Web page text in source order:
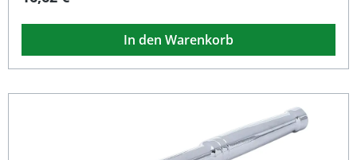
Schnelllösemechanismus einen zügigen Werkzeugwechsel
sicherstellt. Gefertigt aus robustem Chrom-Vanadium-
Stahl und mit einer matten, verchromten Oberfläche
versehen, überzeugt diese Werkzeugknarre durch
ergonomisch geformte Zwei-Komponenten-Griff sorgt
zudem für sicheren Halt und ermüdungsfreies Arbeiten –
In den Warenkorb